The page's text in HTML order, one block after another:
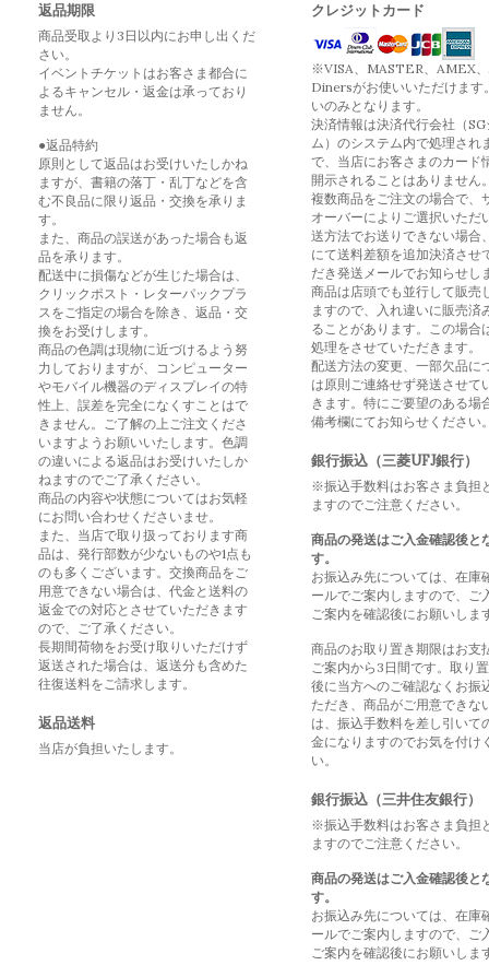
返品期限
商品受取より3日以内にお申し出くだ
さい。
イベントチケットはお客さま都合に
よるキャンセル・返金は承っており
ません。
●返品特約
原則として返品はお受けいたしかね
ますが、書籍の落丁・乱丁などを含
む不良品に限り返品・交換を承りま
す。
また、商品の誤送があった場合も返
品を承ります。
配送中に損傷などが生じた場合は、
クリックポスト・レターパックプラ
スをご指定の場合を除き、返品・交
換をお受けします。
商品の色調は現物に近づけるよう努
力しておりますが、コンピューター
やモバイル機器のディスプレイの特
性上、誤差を完全になくすことはで
きません。ご了解の上ご注文くださ
いますようお願いいたします。色調
の違いによる返品はお受けいたしか
ねますのでご了承ください。
商品の内容や状態についてはお気軽
にお問い合わせくださいませ。
また、当店で取り扱っております商
品は、発行部数が少ないものや1点も
のも多くございます。交換商品をご
用意できない場合は、代金と送料の
返金での対応とさせていただきます
ので、ご了承ください。
長期間荷物をお受け取りいただけず
返送された場合は、返送分も含めた
往復送料をご請求します。
返品送料
当店が負担いたします。
クレジットカード
※VISA、MASTER、AMEX、
Dinersがお使いいただけます
いのみとなります。
決済情報は決済代行会社（
ム）のシステム内で処理され
で、当店にお客さまのカード
開示されることはありません
複数商品をご注文の場合で、
オーバーによりご選択いただ
送方法でお送りできない場合
にて送料差額を追加決済させ
だき発送メールでお知らせし
商品は店頭でも並行して販売
ますので、入れ違いに販売済
ることがあります。この場合
処理をさせていただきます。
配送方法の変更、一部欠品に
は原則ご連絡せず発送させて
きます。特にご要望のある場
備考欄にてお知らせください
銀行振込（三菱UFJ銀行）
※振込手数料はお客さま負担
ますのでご注意ください。
商品の発送はご入金確認後と
す。
お振込み先については、在庫
ールでご案内しますので、ご
ご案内を確認後にお願いしま
商品のお取り置き期限はお支
ご案内から3日間です。取り
後に当方へのご確認なくお振
ただき、商品がご用意できな
は、振込手数料を差し引いて
金になりますのでお気を付け
い。
銀行振込（三井住友銀行）
※振込手数料はお客さま負担
ますのでご注意ください。
商品の発送はご入金確認後と
す。
お振込み先については、在庫
ールでご案内しますので、ご
ご案内を確認後にお願いしま